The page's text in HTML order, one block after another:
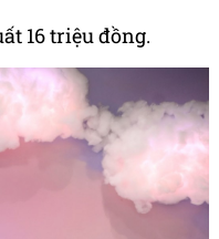
16 triệu đồng.